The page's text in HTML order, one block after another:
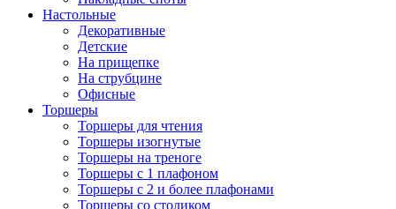
Настольные
Декоративные
Детские
На прищепке
На струбцине
Офисные
Торшеры
Торшеры для чтения
Торшеры изогнутые
Торшеры на треноге
Торшеры с 1 плафоном
Торшеры с 2 и более плафонами
Торшеры со столиком